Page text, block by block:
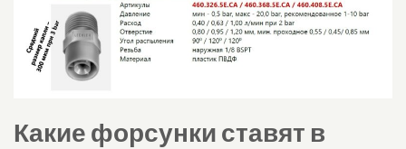
Какие форсунки ставят в